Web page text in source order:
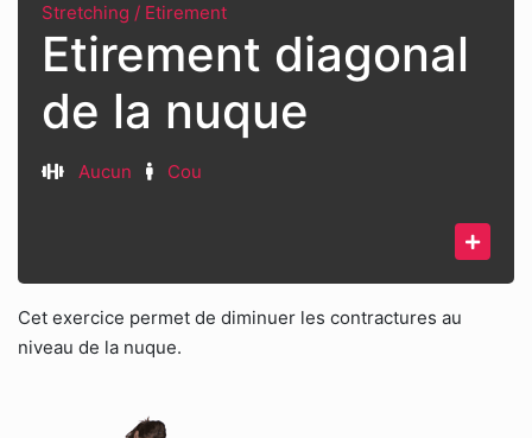
Stretching / Etirement
Etirement diagonal
de la nuque
Aucun Cou
Cet exercice permet de diminuer les contractures au
niveau de la nuque.